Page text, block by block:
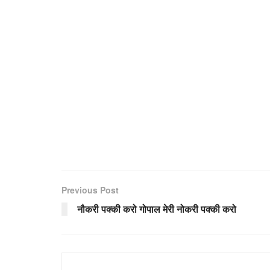
Previous Post
नौकरी पक्की करो गोपाल मेरी नोकरी पक्की करो